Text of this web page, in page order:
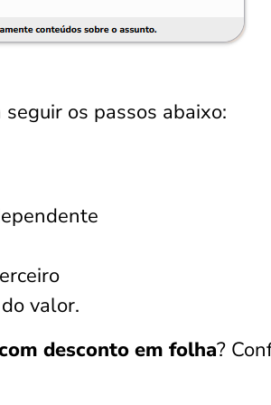
os passos abaixo:
valor.
desconto em folha?